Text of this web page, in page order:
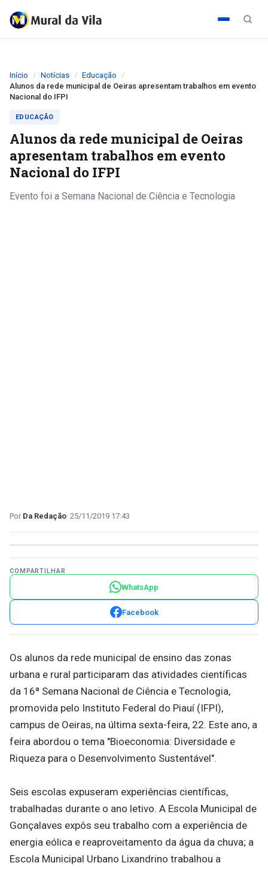
Início Notícias
Educação
Alunos da rede municipal de Oeiras apresentam trabalhos em evento
Nacional do IFPI
EDUCAÇÃO
Alunos da rede municipal de Oeiras
apresentam trabalhos em evento
Nacional do IFPI
Evento foi a Semana Nacional de Ciência e Tecnologia
Da Redação 25/11/2019 17:43
COMPARTILHAR
WhatsApp
Facebook
Os alunos da rede municipal de ensino das zonas
urbana e rural participaram das atividades científicas
da 16ª Semana Nacional de Ciência e Tecnologia,
promovida pelo Instituto Federal do Piauí (IFPI),
campus de Oeiras, na última sexta-feira, 22. Este ano, a
feira abordou o tema "Bioeconomia: Diversidade e
Riqueza para o Desenvolvimento Sustentável".
Seis escolas expuseram experiências científicas,
trabalhadas durante o ano letivo. A Escola Municipal de
Gonçalaves expôs seu trabalho com a experiência de
energia eólica e reaproveitamento da água da chuva; a
Escola Municipal Urbano Lixandrino trabalhou a